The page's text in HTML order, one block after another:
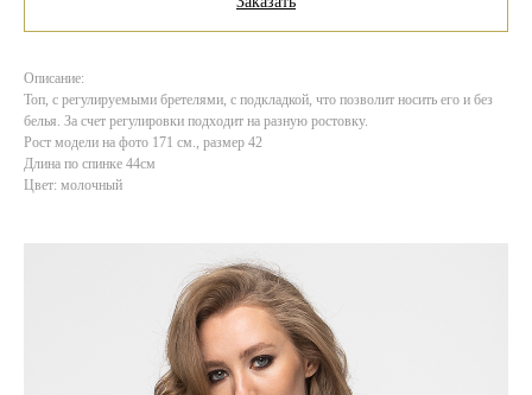
Описание:
Топ, с регулируемыми бретелями, с подкладкой, что позволит носить его и без
белья. За счет регулировки подходит на разную ростовку.
Рост модели на фото 171 см., размер 42
Длина по спинке 44см
Цвет: молочный